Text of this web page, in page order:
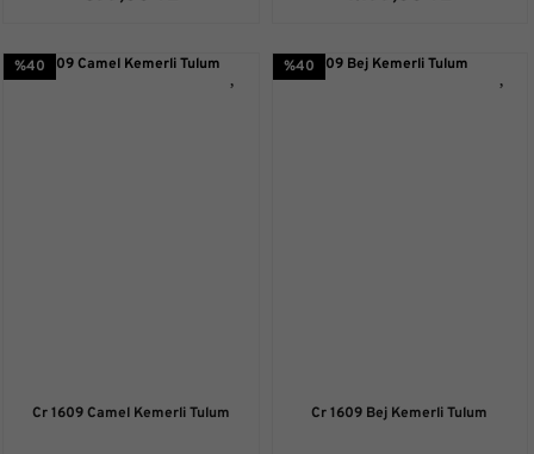
%40
Cr 1609 Camel Kemerli Tulum
%40
Cr 1609 Bej Kemerli Tulum